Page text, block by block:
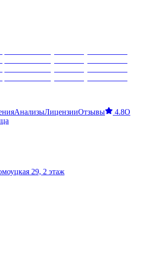
АнализыЛицензииОтзывы 4.8О
29, 2 этаж